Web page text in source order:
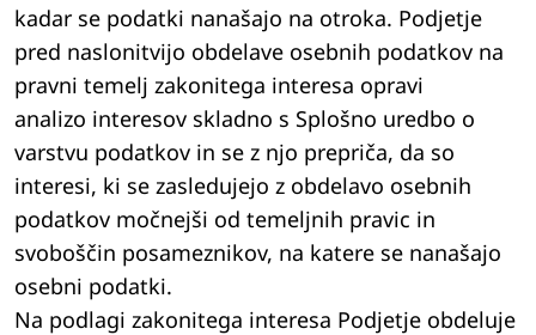
kadar se podatki nanašajo na otroka. Podjetje
pred naslonitvijo obdelave osebnih podatkov na
pravni temelj zakonitega interesa opravi
analizo interesov skladno s Splošno uredbo o
varstvu podatkov in se z njo prepriča, da so
interesi, ki se zasledujejo z obdelavo osebnih
podatkov močnejši od temeljnih pravic in
svoboščin posameznikov, na katere se nanašajo
osebni podatki.
Na podlagi zakonitega interesa Podjetje obdeluje